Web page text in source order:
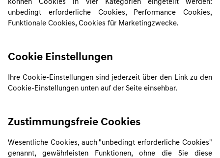
können Cookies in vier Kategorien eingeteilt werden:
unbedingt erforderliche Cookies, Performance Cookies,
Funktionale Cookies, Cookies für Marketingzwecke.
Cookie Einstellungen
Ihre Cookie-Einstellungen sind jederzeit über den Link zu den
Cookie-Einstellungen unten auf der Seite einsehbar.
Zustimmungsfreie Cookies
Wesentliche Cookies, auch "unbedingt erforderliche Cookies"
genannt, gewährleisten Funktionen, ohne die Sie diese